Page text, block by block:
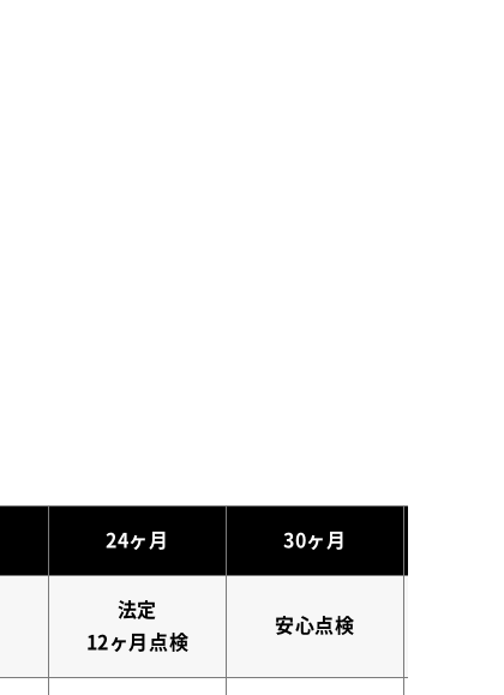
24ヶ月 30ヶ月
法定
12ヶ月点検
安心点検